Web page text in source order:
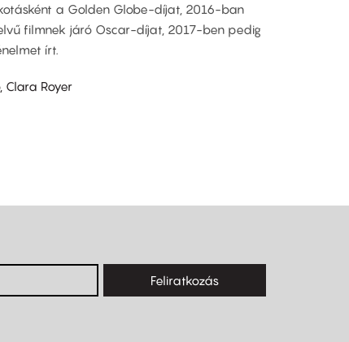
a Golden Globe-díjat, 2016-ban
filmnek járó Oscar-díjat, 2017-ben pedig
írt.
Clara Royer
Feliratkozás